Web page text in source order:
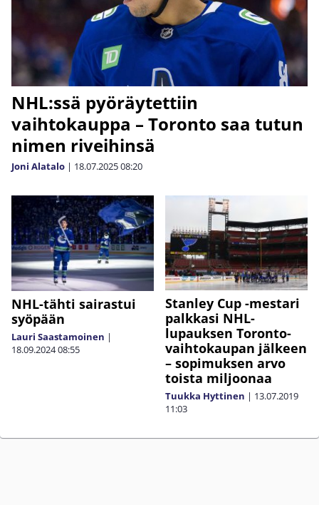
NHL:ssä pyöräytettiin
vaihtokauppa – Toronto saa tutun
nimen riveihinsä
Joni Alatalo | 18.07.202508:20
NHL-tähti sairastui
syöpään
Lauri Saastamoinen |
18.09.202408:55
Stanley Cup -mestari
palkkasi NHL-
lupauksen Toronto-
vaihtokaupan jälkeen
– sopimuksen arvo
toista miljoonaa
Tuukka Hyttinen | 13.07.2019
11:03